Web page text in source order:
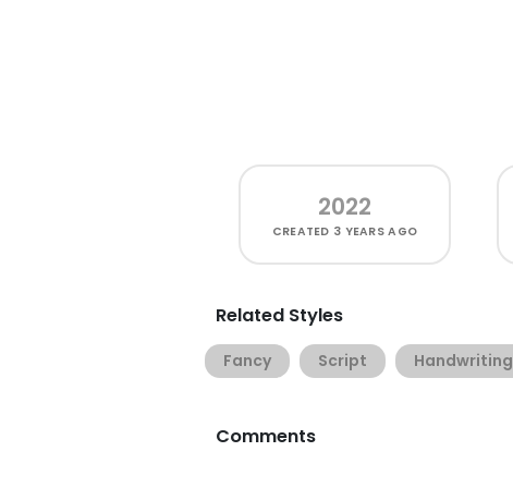
2022
CREATED 3 YEARS AGO
Related Styles
Fancy Script Handwriting
Comments